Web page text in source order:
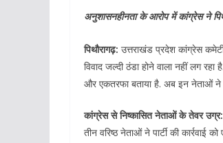
अनुशासनहीनता के आरोप में कांग्रेस ने
पिथौरागढ़: उत्तराखंड प्रदेश कांग्रेस कमेटी
विवाद जल्दी ठंडा होने वाला नहीं लग
और एकतरफा बताया है. अब इन नेताओं ने
कांग्रेस से निष्कासित नेताओं के तेवर उग्र:
तीन वरिष्ठ नेताओं ने पार्टी की